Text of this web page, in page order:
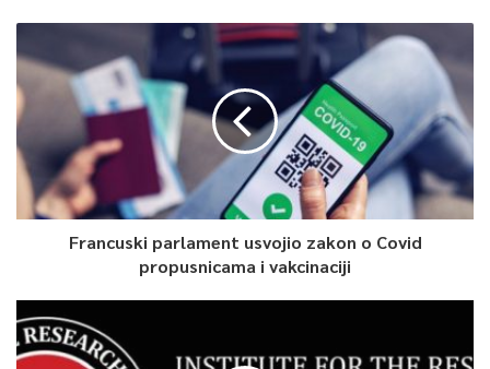
Article Rating
Francuski parlament usvojio zakon o Covid
propusnicama i vakcinaciji